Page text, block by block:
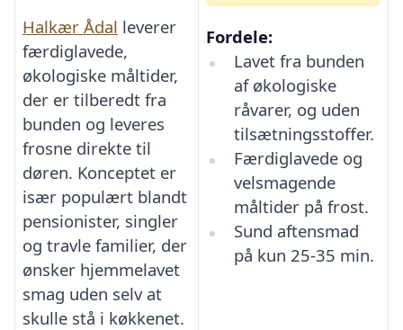
Halkær Ådal leverer
færdiglavede,
økologiske måltider,
der er tilberedt fra
bunden og leveres
frosne direkte til
døren. Konceptet er
især populært blandt
pensionister, singler
og travle familier, der
ønsker hjemmelavet
smag uden selv at
skulle stå i køkkenet.
Fordele:
Lavet fra bunden
af økologiske
råvarer, og uden
tilsætningsstoffer.
Færdiglavede og
velsmagende
måltider på frost.
Sund aftensmad
på kun 25-35 min.